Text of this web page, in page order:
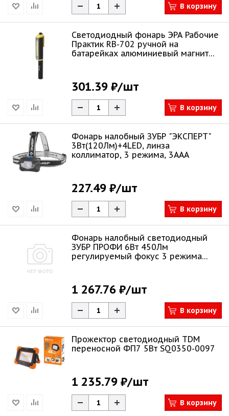
В корзину
Светодиодный фонарь ЭРА Рабочие
Практик RB-702 ручной на
батарейках алюминиевый магнит
301.39 ₽/шт
В корзину
Фонарь налобный ЗУБР "ЭКСПЕРТ"
3Вт(120Лм)+4LED, линза
коллиматор, 3 режима, 3ААА
227.49 ₽/шт
В корзину
Фонарь налобный светодиодный
ЗУБР ПРОФИ 6Вт 450Лм
регулируемый фокус 3 режима
1 267.76 ₽/шт
В корзину
Прожектор светодиодный TDM
переносной ФП7 5Вт SQ0350-0097
1 235.79 ₽/шт
В корзину